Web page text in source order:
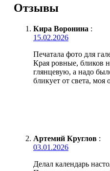
Отзывы
Кира Воронина :
15.02.2026
Печатала фото для
Края ровные, бликов
глянцевую, а надо
бликует от света, моя
Артемий Круглов :
03.01.2026
Делал календарь